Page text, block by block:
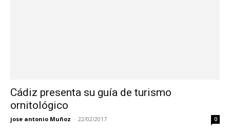
Cádiz presenta su guía de turismo
ornitológico
jose antonio Muñoz - 22/02/2017 0